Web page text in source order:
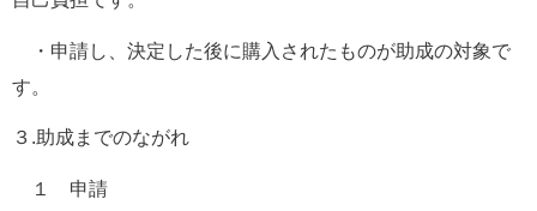
・申請し、決定した後に購入されたものが助成の対象で
す。
３.助成までのながれ
１　申請